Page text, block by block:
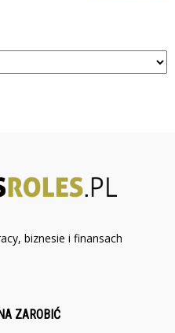
biznesie i finansach
ZAROBIĆ